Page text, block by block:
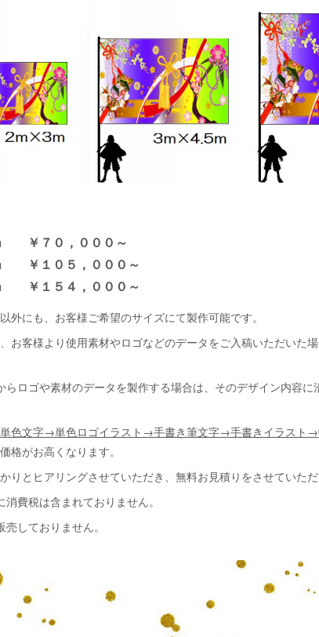
￥７０，０００～
￥１０５，０００～
￥１５４，０００～
外にも、お客様ご希望のサイズにて製作可能です。
、お客様より使用素材やロゴなどのデータをご入稿いただいた
らロゴや素材のデータを製作する場合は、そのデザイン内容に
単色文字→単色ロゴイラスト→手書き筆文字→手書きイラスト→
格がお高くなります。
りとヒアリングさせていただき、無料お見積りをさせていただ
消費税は含まれておりません。
しておりません。